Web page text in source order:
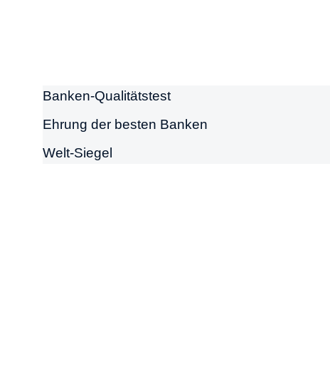
Banken-Qualitätstest
Ehrung der besten Banken
Welt-Siegel
Mölln 2023